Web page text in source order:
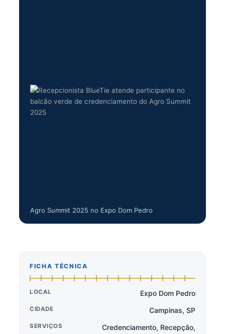
Agro Summit 2025 no Expo Dom Pedro
FICHA TÉCNICA
LOCAL Expo Dom Pedro
CIDADE Campinas, SP
SERVIÇOS
Credenciamento, Recepção,